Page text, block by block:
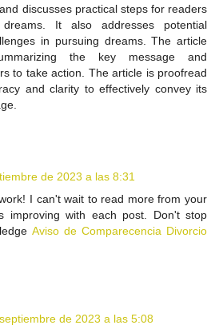
discusses practical steps for readers
It also addresses potential
in pursuing dreams. The article
the key message and
to take action. The article is proofread
and clarity to effectively convey its
de 2023 a las 8:31
I can't wait to read more from your
improving with each post. Don't stop
Aviso de Comparecencia Divorcio
de 2023 a las 5:08